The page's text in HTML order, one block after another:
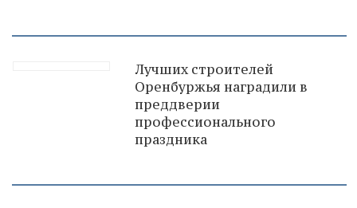
Лучших строителей
Оренбуржья наградили в
преддверии
профессионального
праздника